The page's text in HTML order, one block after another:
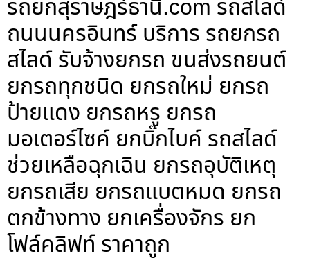
รถยกสุราษฎร์ธานี.com รถสไลด์
ถนนนครอินทร์ บริการ รถยกรถ
สไลด์ รับจ้างยกรถ ขนส่งรถยนต์
ยกรถทุกชนิด ยกรถใหม่ ยกรถ
ป้ายแดง ยกรถหรู ยกรถ
มอเตอร์ไซค์ ยกบิ๊กไบค์ รถสไลด์
ช่วยเหลือฉุกเฉิน ยกรถอุบัติเหตุ
ยกรถเสีย ยกรถแบตหมด ยกรถ
ตกข้างทาง ยกเครื่องจักร ยก
โฟล์คลิฟท์ ราคาถูก